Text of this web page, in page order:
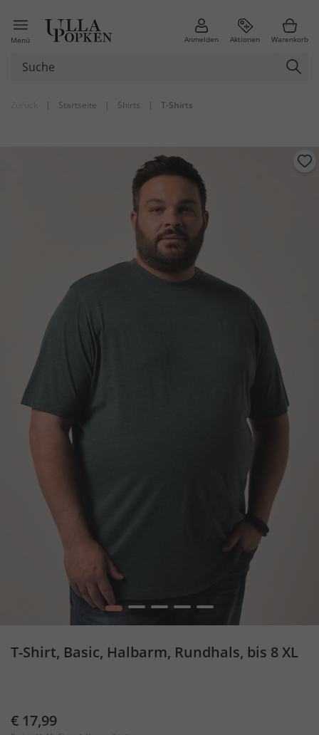
Menü Anmelden Aktionen Warenkorb
| Startseite | Shirts | T-Shirts
1 2 3 4 5
T-Shirt, Basic, Halbarm, Rundhals, bis 8 XL
€ 17,99